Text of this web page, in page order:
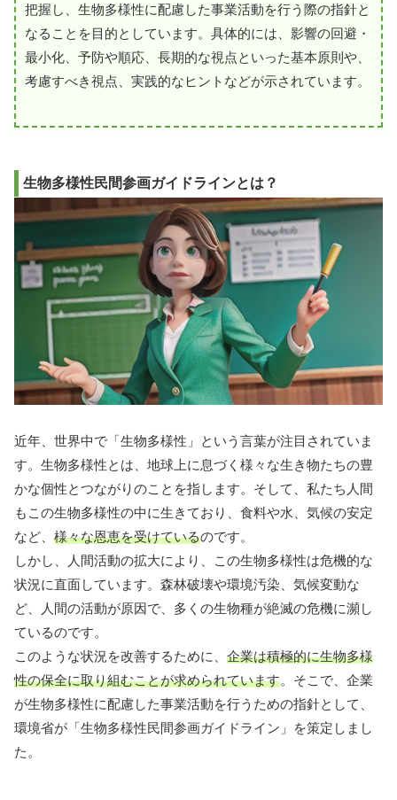
把握し、生物多様性に配慮した事業活動を行う際の指針と
なることを目的としています。具体的には、影響の回避・
最小化、予防や順応、長期的な視点といった基本原則や、
考慮すべき視点、実践的なヒントなどが示されています。
生物多様性民間参画ガイドラインとは？
近年、世界中で「生物多様性」という言葉が注目されていま
す。生物多様性とは、地球上に息づく様々な生き物たちの豊
かな個性とつながりのことを指します。そして、私たち人間
もこの生物多様性の中に生きており、食料や水、気候の安定
など、 様々な恩恵を受けているのです。
しかし、人間活動の拡大により、この生物多様性は危機的な
状況に直面しています。森林破壊や環境汚染、気候変動な
ど、人間の活動が原因で、多くの生物種が絶滅の危機に瀕し
ているのです。
このような状況を改善するために、 企業は積極的に生物多様
性の保全に取り組むことが求められています。そこで、企業
が生物多様性に配慮した事業活動を行うための指針として、
環境省が「生物多様性民間参画ガイドライン」を策定しまし
た。